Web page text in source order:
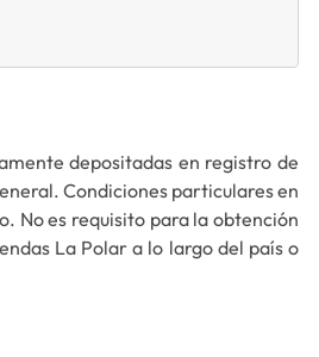
depositadas en registro de
Condiciones particulares en
No es requisito para la obtención
La Polar a lo largo del país o